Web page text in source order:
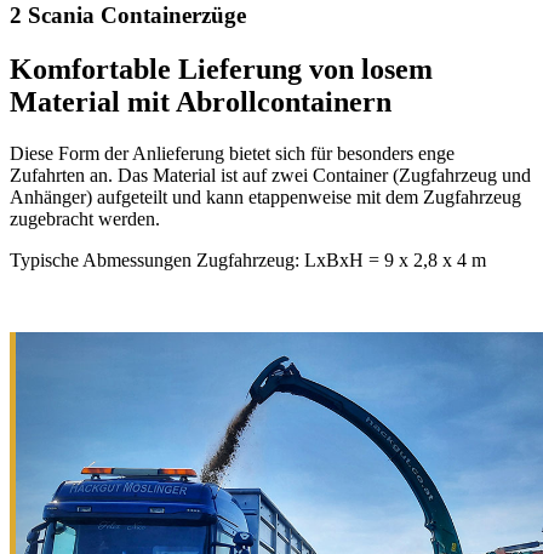
2 Scania Containerzüge
Komfortable Lieferung von losem
Material mit Abrollcontainern
Diese Form der Anlieferung bietet sich für besonders enge
Zufahrten an. Das Material ist auf zwei Container (Zugfahrzeug und
Anhänger) aufgeteilt und kann etappenweise mit dem Zugfahrzeug
zugebracht werden.
Typische Abmessungen Zugfahrzeug: LxBxH = 9 x 2,8 x 4 m